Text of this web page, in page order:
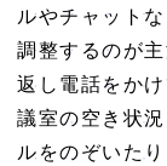
ルやチャット
調整するのが
返し電話をか
議室の空き状
ルをのぞいた